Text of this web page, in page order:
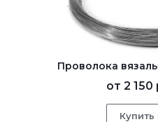
Проволока
от 2 150
Купить